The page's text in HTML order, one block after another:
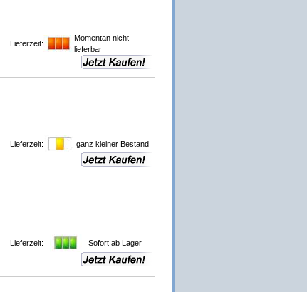
Lieferzeit:
Momentan nicht
lieferbar
Lieferzeit:
ganz kleiner Bestand
Lieferzeit:
Sofort ab Lager